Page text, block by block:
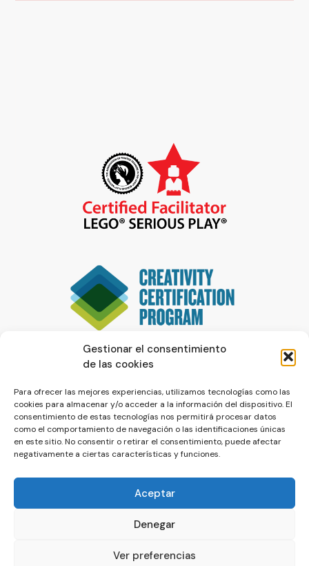
Gestionar el consentimiento
de las cookies
Para ofrecer las mejores experiencias, utilizamos tecnologías como las
cookies para almacenar y/o acceder a la información del dispositivo. El
consentimiento de estas tecnologías nos permitirá procesar datos
como el comportamiento de navegación o las identificaciones únicas
en este sitio. No consentir o retirar el consentimiento, puede afectar
negativamente a ciertas características y funciones.
Aceptar
Denegar
Ver preferencias
© La Servilleta - El Blog de Paco Prieto